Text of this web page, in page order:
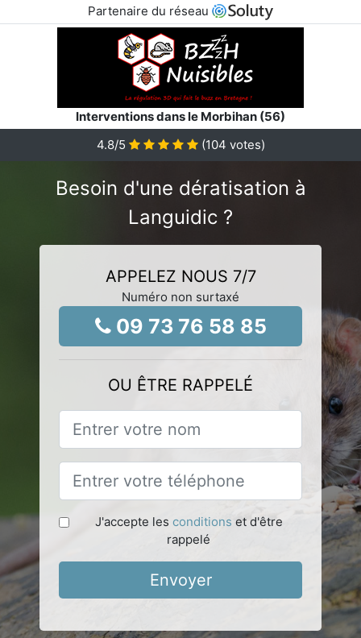
Partenaire du réseau
Interventions dans le Morbihan (56)
4.8/5 (104 votes)
Besoin d'une dératisation à
Languidic ?
APPELEZ NOUS 7/7
Numéro non surtaxé
09 73 76 58 85
OU ÊTRE RAPPELÉ
J'accepte les conditions et d'être
rappelé
Envoyer